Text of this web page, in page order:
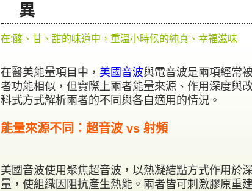
異
在:酸、甘、甜的味道中，重溫小時候的純真、幸福滋味
在醫美能量項目中， 美國音波與電音波是兩項經常
者功能相似，但實際上兩者能量來源、作用深度與
科式方式解析兩者的不同與各自適用的情況。
能量來源不同：超音波 vs 射頻
美國音波使用聚焦超音波，以熱凝結點方式作用於
量，使組織因阻抗產生熱能。兩者皆可刺激膠原重